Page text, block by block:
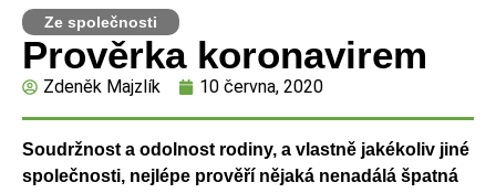
Ze společnosti
Prověrka koronavirem
Zdeněk Majzlík 10 června, 2020
Soudržnost a odolnost rodiny, a vlastně jakékoliv jiné
společnosti, nejlépe prověří nějaká nenadálá špatná